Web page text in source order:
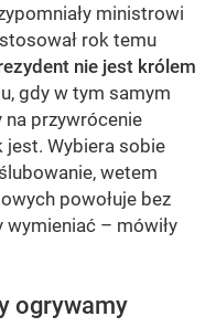
ministrowi
rok temu
nie jest królem
gdy w tym samym
na przywrócenie
jest. Wybiera sobie
wetem
powołuje bez
wymieniać – mówiły
ogrywamy